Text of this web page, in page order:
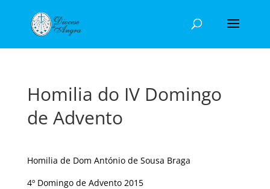
Homilia do IV Domingo
de Advento
Homilia de Dom António de Sousa Braga
4º Domingo de Advento 2015